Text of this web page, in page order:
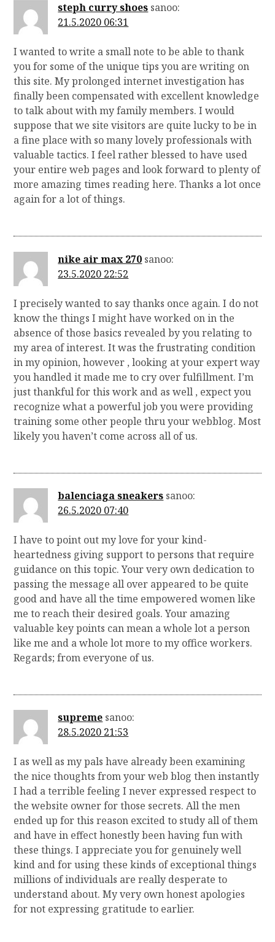
steph curry shoes sanoo:
21.5.2020 06:31
I wanted to write a small note to be able to thank
you for some of the unique tips you are writing on
this site. My prolonged internet investigation has
finally been compensated with excellent knowledge
to talk about with my family members. I would
suppose that we site visitors are quite lucky to be in
a fine place with so many lovely professionals with
valuable tactics. I feel rather blessed to have used
your entire web pages and look forward to plenty of
more amazing times reading here. Thanks a lot once
again for a lot of things.
nike air max 270 sanoo:
23.5.2020 22:52
I precisely wanted to say thanks once again. I do not
know the things I might have worked on in the
absence of those basics revealed by you relating to
my area of interest. It was the frustrating condition
in my opinion, however , looking at your expert way
you handled it made me to cry over fulfillment. I’m
just thankful for this work and as well , expect you
recognize what a powerful job you were providing
training some other people thru your webblog. Most
likely you haven’t come across all of us.
balenciaga sneakers sanoo:
26.5.2020 07:40
I have to point out my love for your kind-
heartedness giving support to persons that require
guidance on this topic. Your very own dedication to
passing the message all over appeared to be quite
good and have all the time empowered women like
me to reach their desired goals. Your amazing
valuable key points can mean a whole lot a person
like me and a whole lot more to my office workers.
Regards; from everyone of us.
supreme sanoo:
28.5.2020 21:53
I as well as my pals have already been examining
the nice thoughts from your web blog then instantly
I had a terrible feeling I never expressed respect to
the website owner for those secrets. All the men
ended up for this reason excited to study all of them
and have in effect honestly been having fun with
these things. I appreciate you for genuinely well
kind and for using these kinds of exceptional things
millions of individuals are really desperate to
understand about. My very own honest apologies
for not expressing gratitude to earlier.